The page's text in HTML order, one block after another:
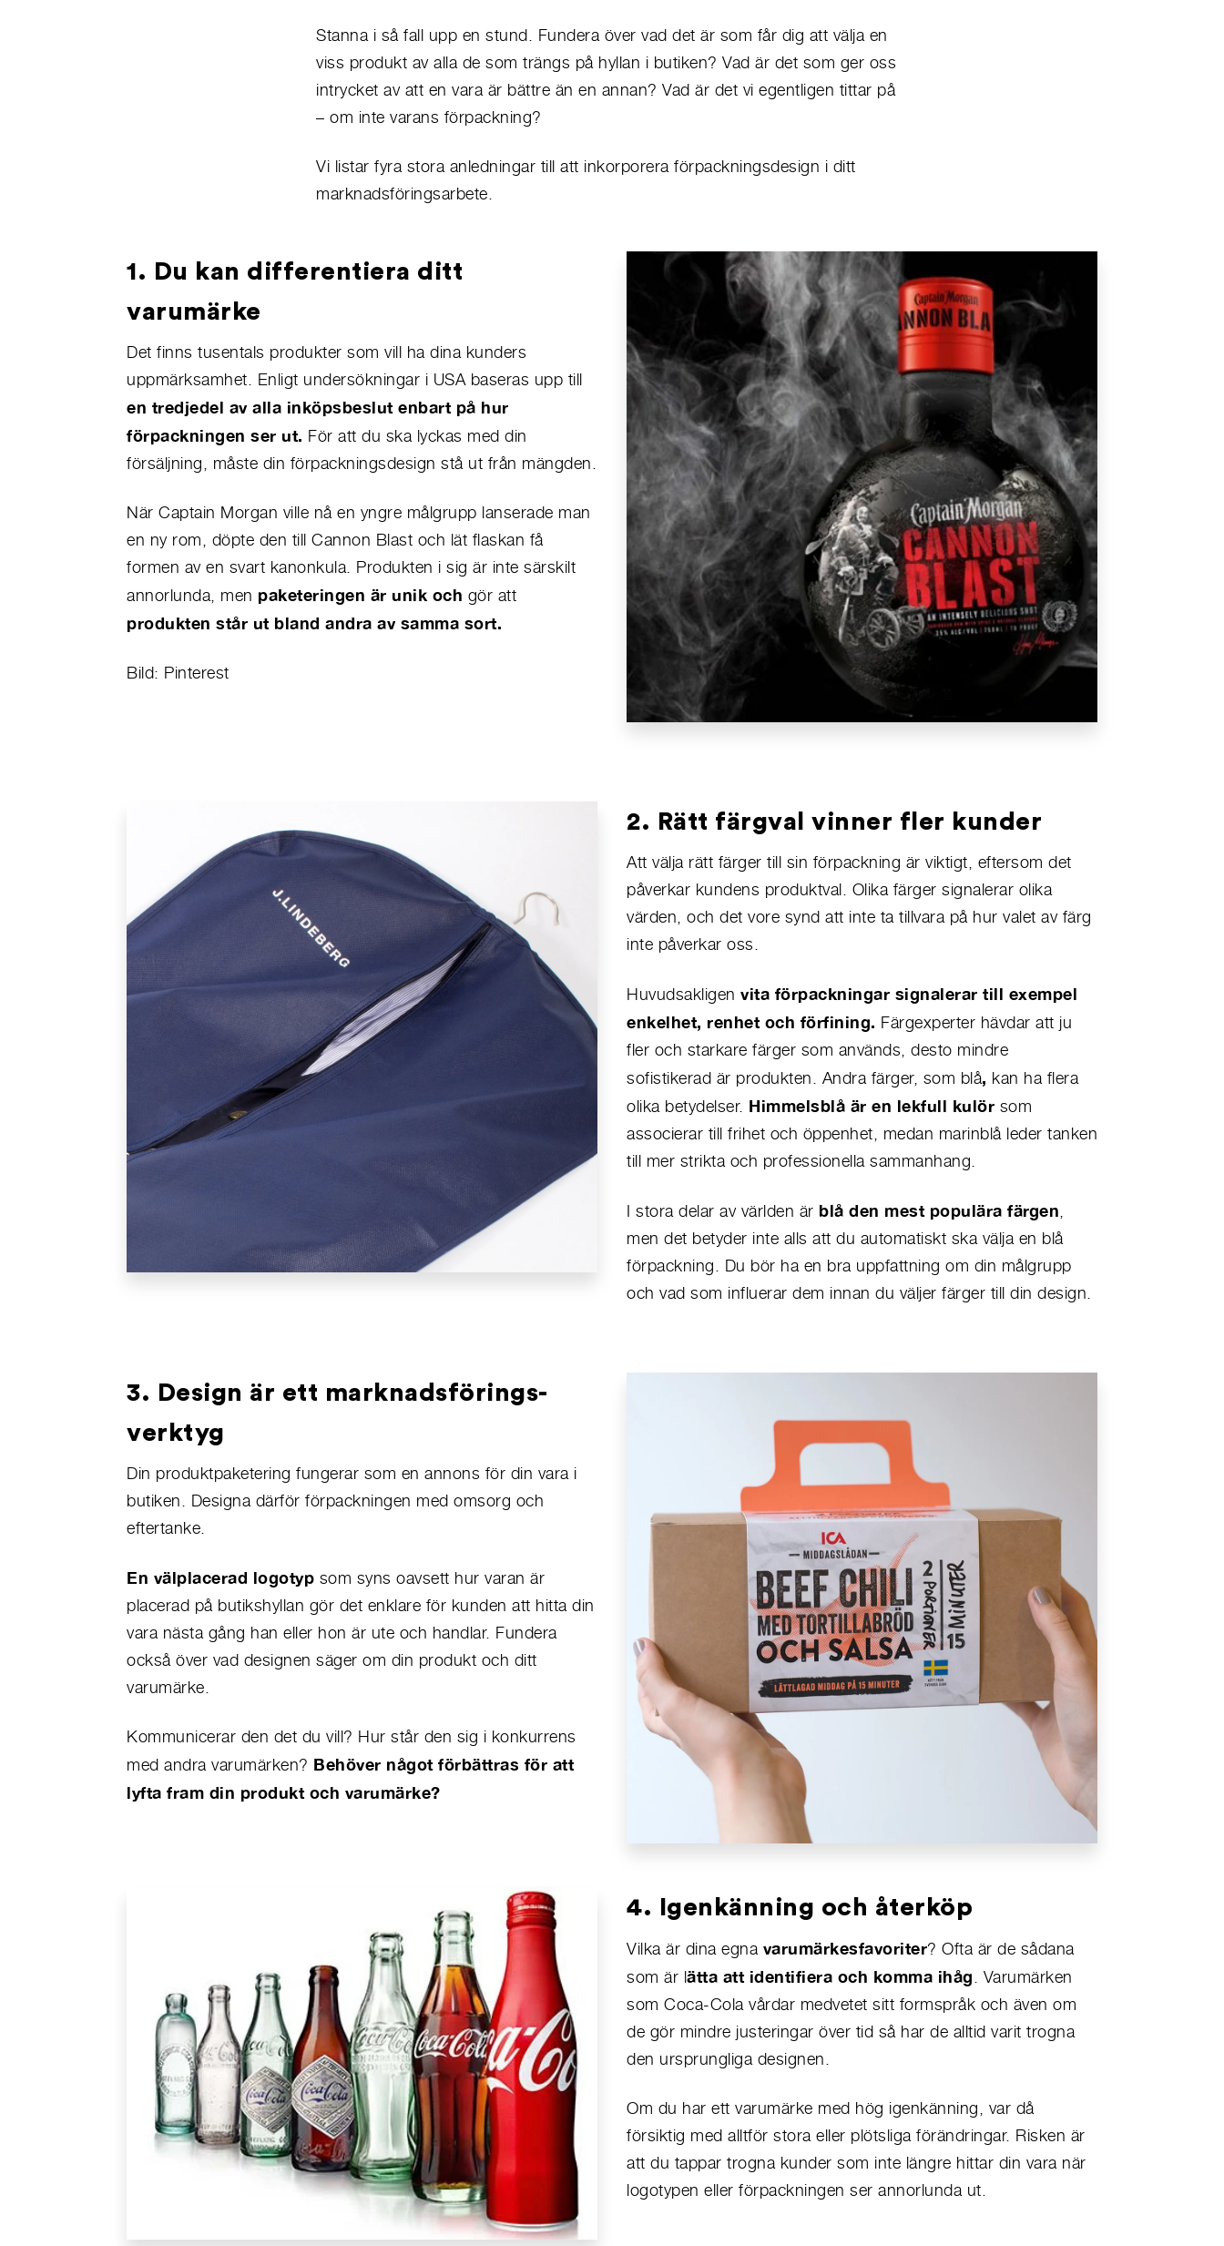
Stanna i så fall upp en stund. Fundera över vad det är som får dig att välja en
viss produkt av alla de som trängs på hyllan i butiken? Vad är det som ger oss
intrycket av att en vara är bättre än en annan? Vad är det vi egentligen tittar på
– om inte varans förpackning?
Vi listar fyra stora anledningar till att inkorporera förpackningsdesign i ditt
marknadsföringsarbete.
1. Du kan differentiera ditt
varumärke
Det finns tusentals produkter som vill ha dina kunders
uppmärksamhet. Enligt undersökningar i USA baseras upp till
en tredjedel av alla inköpsbeslut enbart på hur
förpackningen ser ut. För att du ska lyckas med din
försäljning, måste din förpackningsdesign stå ut från mängden.
När Captain Morgan ville nå en yngre målgrupp lanserade man
en ny rom, döpte den till Cannon Blast och lät flaskan få
formen av en svart kanonkula. Produkten i sig är inte särskilt
annorlunda, men paketeringen är unik och gör att
produkten står ut bland andra av samma sort.
Bild: Pinterest
2. Rätt färgval vinner fler kunder
Att välja rätt färger till sin förpackning är viktigt, eftersom det
påverkar kundens produktval. Olika färger signalerar olika
värden, och det vore synd att inte ta tillvara på hur valet av färg
inte påverkar oss.
Huvudsakligen vita förpackningar signalerar till exempel
enkelhet, renhet och förfining. Färgexperter hävdar att ju
fler och starkare färger som används, desto mindre
sofistikerad är produkten. Andra färger, som blå, kan ha flera
olika betydelser. Himmelsblå är en lekfull kulör som
associerar till frihet och öppenhet, medan marinblå leder tanken
till mer strikta och professionella sammanhang.
I stora delar av världen är blå den mest populära färgen
men det betyder inte alls att du automatiskt ska välja en blå
förpackning. Du bör ha en bra uppfattning om din målgrupp
och vad som influerar dem innan du väljer färger till din design.
3. Design är ett marknadsförings-
verktyg
Din produktpaketering fungerar som en annons för din vara i
butiken. Designa därför förpackningen med omsorg och
eftertanke.
En välplacerad logotyp som syns oavsett hur varan är
placerad på butikshyllan gör det enklare för kunden att hitta din
vara nästa gång han eller hon är ute och handlar. Fundera
också över vad designen säger om din produkt och ditt
varumärke.
Kommunicerar den det du vill? Hur står den sig i konkurrens
med andra varumärken? Behöver något förbättras för att
lyfta fram din produkt och varumärke?
4. Igenkänning och återköp
Vilka är dina egna varumärkesfavoriter? Ofta är de sådana
som är lätta att identifiera och komma ihåg . Varumärken
som Coca-Cola vårdar medvetet sitt formspråk och även om
de gör mindre justeringar över tid så har de alltid varit trogna
den ursprungliga designen.
Om du har ett varumärke med hög igenkänning, var då
försiktig med alltför stora eller plötsliga förändringar. Risken är
att du tappar trogna kunder som inte längre hittar din vara när
logotypen eller förpackningen ser annorlunda ut.